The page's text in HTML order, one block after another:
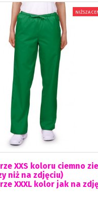
NIŻSZA
XXS koloru ciemno
niż na zdjęciu)
XXXL kolor jak na